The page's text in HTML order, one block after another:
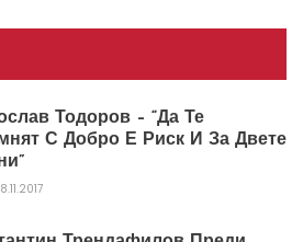
Тодоров – “Да Те
С Добро Е Риск И За Двете